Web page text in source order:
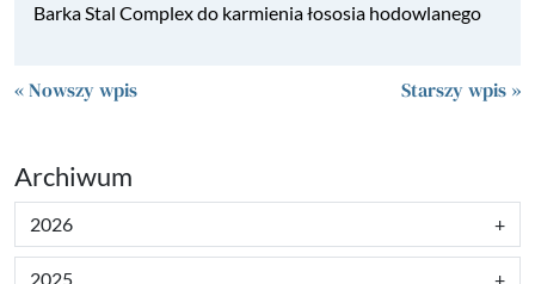
Barka Stal Complex do karmienia łososia hodowlanego
« Nowszy wpis Starszy wpis »
Archiwum
2026
2025